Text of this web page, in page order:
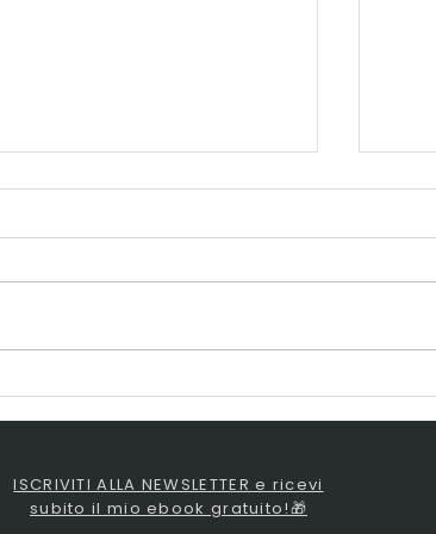
Fisico androide e
allenamento
ISCRIVITI ALLA NEWSLETTER e ricevi
subito il mio ebook gratuito!🎁